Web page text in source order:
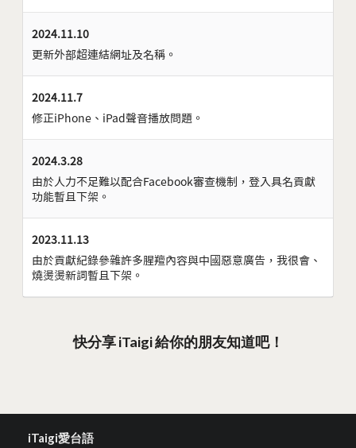
2024.11.10
更新外部超連結網址及名稱。
2024.11.7
修正iPhone、iPad聲音播放問題。
2024.3.28
由於人力不足難以配合Facebook審查機制，登入具名貢獻
功能暫且下架。
2023.11.13
由於貢獻紀錄參雜許多腥羶內容與中國惡意廣告，我很會、
燒燙燙新詞暫且下架。
快分享 iTaigi 給你的朋友知道吧！
iTaigi愛台語